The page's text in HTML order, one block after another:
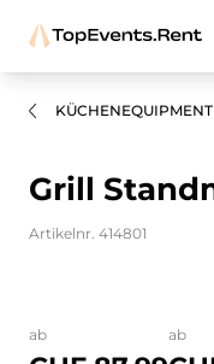
KÜCHENEQUIPMENT
Grill
Artikelnr. 414801
ab ab